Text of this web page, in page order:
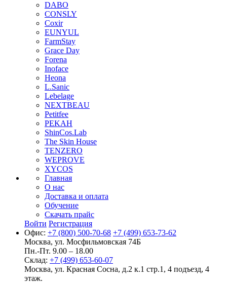
DABO
CONSLY
Coxir
EUNYUL
FarmStay
Grace Day
Forena
Inoface
Heona
L.Sanic
Lebelage
NEXTBEAU
Petitfee
PEKAH
ShinCos.Lab
The Skin House
TENZERO
WEPROVE
XYCOS
Главная
О нас
Доставка и оплата
Обучение
Скачать прайс
Войти Регистрация
Офис: +7 (800) 500-70-68 +7 (499) 653-73-62
Москва, ул. Мосфильмовская 74Б
Пн.-Пт. 9.00 – 18.00
Склад: +7 (499) 653-60-07
Москва, ул. Красная Сосна, д.2 к.1 стр.1, 4 подъезд, 4
этаж.